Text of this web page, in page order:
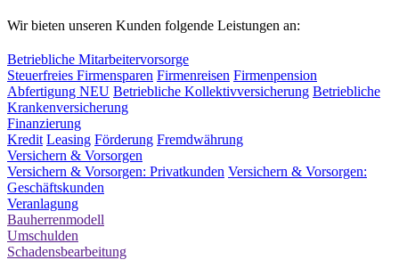
Wir bieten unseren Kunden folgende Leistungen an:
Betriebliche Mitarbeitervorsorge
Steuerfreies Firmensparen Firmenreisen Firmenpension
Abfertigung NEU Betriebliche Kollektivversicherung Betriebliche
Krankenversicherung
Finanzierung
Kredit Leasing Förderung Fremdwährung
Versichern & Vorsorgen
Versichern & Vorsorgen: Privatkunden Versichern & Vorsorgen:
Geschäftskunden
Veranlagung
Bauherrenmodell
Umschulden
Schadensbearbeitung